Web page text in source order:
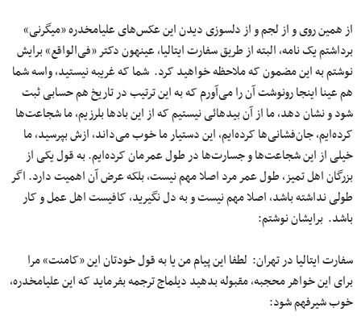
از همین روی و از لجم و از دلسوزی دیدن این عکس‌های علیامخدره «میگرنی»
برداشتم یک نامه، البته از طریق سفارت ایتالیا، عینهون دکتر «فی‌الواقع» برایش
نوشتم به این مضمون که ملاحظه خواهید کرد. شما که غریبه نیستید، واسه شما
هم عینا اینجا رونوشت آن را می‌آورم که به این ترتیب در تاریخ هم حسابی ثبت
شود و نشان دهد، ما از آن بیدهائی نیستیم که از این بادها بلرزیم، ما شجاعت‌ها
کرده‌ایم، جان‌فشانی‌ها کرده‌ایم، این دستیار ما خوب می‌داند، ازش بپرسید، ما
خیلی از این شجاعت‌ها و جسارت‌ها در طول عمرمان کرده‌ایم. به قول یکی از
بزرگان اهل تمیز، طول عمر مرد اصلا مهم نیست، بلکه عرض آن اهمیت دارد. اگر
طولی نداشته باشد، اصلا مهم نیست و به دل نگیرید، کافیست اهل عمل و کار
باشد. برایشان نوشتم:
سفارت ایتالیا در تهران: لطفا این پیام من یا به قول خودتان این «کامنت» مرا
برای این خواهر محجبه، مقبوله بدهید دیلماج ترجمه بفرماید که این علیامخدره،
خوب شیرفهم شود: